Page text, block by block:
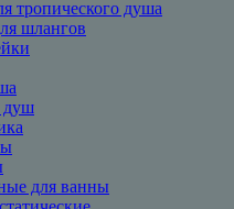
тропического душа
шлангов
душ
для ванны